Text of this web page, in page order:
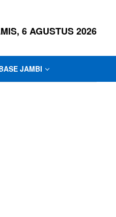
6 AGUSTUS 2026
JAMBI